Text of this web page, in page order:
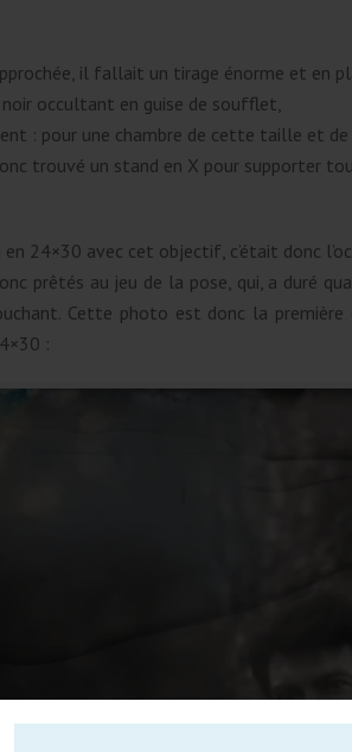
il fallait un tirage énorme et en
occultant en guise de soufflet,
: pour une chambre de cette taille et
trouvé un stand en X pour supporter
en 24×30 avec cet objectif, c’était donc
prêtés au jeu de la pose, qui, a duré
Cette photo est donc la
: